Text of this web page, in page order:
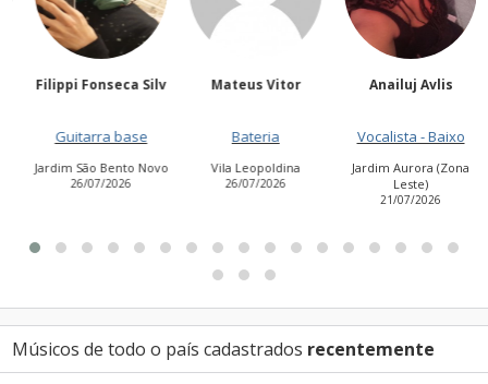
Filippi Fonseca Silv
Guitarra base
Jardim São Bento Novo
26/07/2026
Mateus Vitor
Bateria
Vila Leopoldina
26/07/2026
Anailuj Avlis
Vocalista - Baixo
Jardim Aurora (Zona
Leste)
21/07/2026
Músicos de todo o país cadastrados recentemente